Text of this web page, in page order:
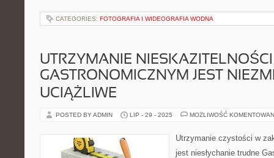
CATEGORIES: FOTOGRAFIA I WIDEOGRAFIA WODNA
UTRZYMANIE
GASTRONOMICZNYM JEST
UCIĄŻLIWE
POSTED BY ADMIN LIP - 29 - 2025 MOŻLIWOŚĆ
Utrzymanie czystości w
jest niesłychanie trudne